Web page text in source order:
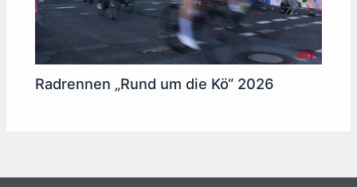
Radrennen „Rund um die Kö“ 2026